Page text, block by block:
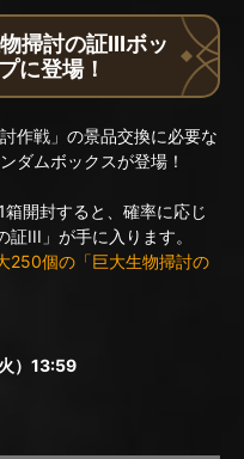
掃討の証IIIボッ
に登場！
作戦」の景品交換に必要な
ダムボックスが登場！
箱開封すると、確率に応じ
III」が手に入ります。
250個の「巨大生物掃討の
）13:59